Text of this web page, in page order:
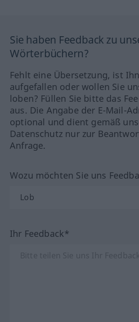
Sie haben Feedback zu
Wörterbüchern?
Fehlt eine Übersetzung, ist
aufgefallen oder wollen Sie
loben? Füllen Sie bitte das
aus. Die Angabe der E-Mail-
optional und dient gemäß
Datenschutz nur zur
Anfrage.
Wozu möchten Sie uns
Ihr Feedback*